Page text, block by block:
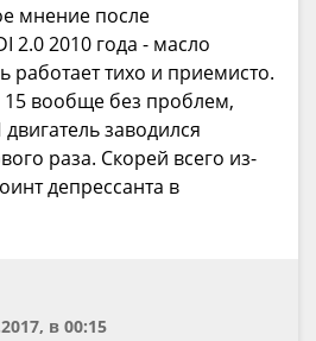
мнение после
2.0 2010 года - масло
работает тихо и приемисто.
15 вообще без проблем,
заводился
раза. Скорей всего из-
депрессанта в
в 00:15